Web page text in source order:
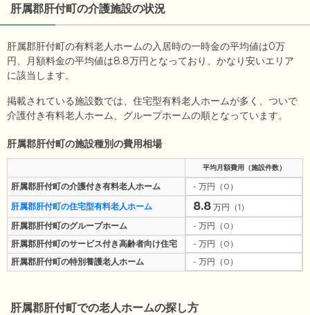
肝属郡肝付町の介護施設の状況
肝属郡肝付町の有料老人ホームの入居時の一時金の平均値は0万
円、月額料金の平均値は8.8万円となっており、かなり安いエリア
に該当します。
掲載されている施設数では、住宅型有料老人ホームが多く、ついで
介護付き有料老人ホーム、グループホームの順となっています。
肝属郡肝付町の施設種別の費用相場
平均月額費用（施設件数）
肝属郡肝付町の介護付き有料老人ホーム
- 万円（0）
肝属郡肝付町の住宅型有料老人ホーム
8.8 万円（1）
肝属郡肝付町のグループホーム
- 万円（0）
肝属郡肝付町のサービス付き高齢者向け住宅
- 万円（0）
肝属郡肝付町の特別養護老人ホーム
- 万円（0）
肝属郡肝付町での老人ホームの探し方